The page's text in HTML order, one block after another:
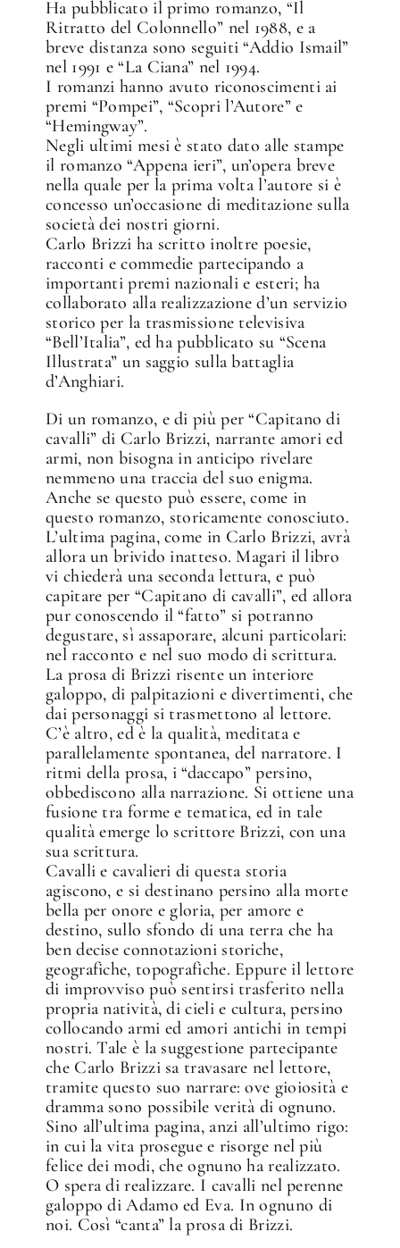
Ha pubblicato il primo romanzo, “Il
Ritratto del Colonnello” nel 1988, e a
breve distanza sono seguiti “Addio Ismail”
nel 1991 e “La Ciana” nel 1994.
I romanzi hanno avuto riconoscimenti ai
premi “Pompei”, “Scopri l’Autore” e
“Hemingway”.
Negli ultimi mesi è stato dato alle stampe
il romanzo “Appena ieri”, un’opera breve
nella quale per la prima volta l’autore si è
concesso un’occasione di meditazione sulla
società dei nostri giorni.
Carlo Brizzi ha scritto inoltre poesie,
racconti e commedie partecipando a
importanti premi nazionali e esteri; ha
collaborato alla realizzazione d’un servizio
storico per la trasmissione televisiva
“Bell’Italia”, ed ha pubblicato su “Scena
Illustrata” un saggio sulla battaglia
d’Anghiari.
Di un romanzo, e di più per “Capitano di
cavalli” di Carlo Brizzi, narrante amori ed
armi, non bisogna in anticipo rivelare
nemmeno una traccia del suo enigma.
Anche se questo può essere, come in
questo romanzo, storicamente conosciuto.
L’ultima pagina, come in Carlo Brizzi, avrà
allora un brivido inatteso. Magari il libro
vi chiederà una seconda lettura, e può
capitare per “Capitano di cavalli”, ed allora
pur conoscendo il “fatto” si potranno
degustare, sì assaporare, alcuni particolari:
nel racconto e nel suo modo di scrittura.
La prosa di Brizzi risente un interiore
galoppo, di palpitazioni e divertimenti, che
dai personaggi si trasmettono al lettore.
C’è altro, ed è la qualità, meditata e
parallelamente spontanea, del narratore. I
ritmi della prosa, i “daccapo” persino,
obbediscono alla narrazione. Si ottiene una
fusione tra forme e tematica, ed in tale
qualità emerge lo scrittore Brizzi, con una
sua scrittura.
Cavalli e cavalieri di questa storia
agiscono, e si destinano persino alla morte
bella per onore e gloria, per amore e
destino, sullo sfondo di una terra che ha
ben decise connotazioni storiche,
geografiche, topografiche. Eppure il lettore
di improvviso può sentirsi trasferito nella
propria natività, di cieli e cultura, persino
collocando armi ed amori antichi in tempi
nostri. Tale è la suggestione partecipante
che Carlo Brizzi sa travasare nel lettore,
tramite questo suo narrare: ove gioiosità e
dramma sono possibile verità di ognuno.
Sino all’ultima pagina, anzi all’ultimo rigo:
in cui la vita prosegue e risorge nel più
felice dei modi, che ognuno ha realizzato.
O spera di realizzare. I cavalli nel perenne
galoppo di Adamo ed Eva. In ognuno di
noi. Così “canta” la prosa di Brizzi.